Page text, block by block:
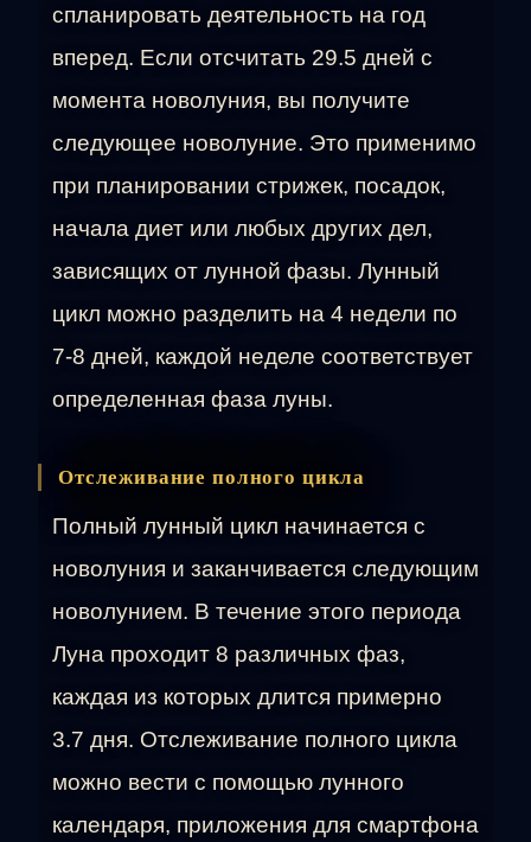
спланировать деятельность на год
вперед. Если отсчитать 29.5 дней с
момента новолуния, вы получите
следующее новолуние. Это применимо
при планировании стрижек, посадок,
начала диет или любых других дел,
зависящих от лунной фазы. Лунный
цикл можно разделить на 4 недели по
7-8 дней, каждой неделе соответствует
определенная фаза луны.
Отслеживание полного цикла
Полный лунный цикл начинается с
новолуния и заканчивается следующим
новолунием. В течение этого периода
Луна проходит 8 различных фаз,
каждая из которых длится примерно
3.7 дня. Отслеживание полного цикла
можно вести с помощью лунного
календаря, приложения для смартфона